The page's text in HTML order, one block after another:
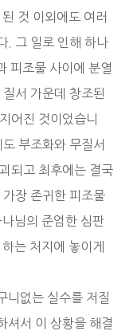
것 이외에도 여러
. 그 일로 인해 하나
피조물 사이에 분열
서 가운데 창조된
어진 것이었습니
부조화와 무질서
되고 최후에는 결국
장 존귀한 피조물
님의 준엄한 심판
는 처지에 놓이게
니없는 실수를 저질
셔서 이 상황을 해결